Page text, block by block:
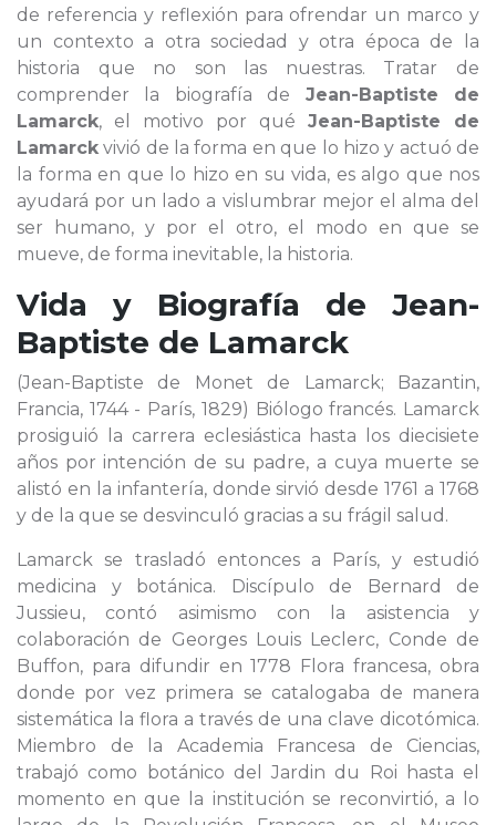
de referencia y reflexión para ofrendar un marco y
un contexto a otra sociedad y otra época de la
historia que no son las nuestras. Tratar de
comprender la biografía de Jean-Baptiste de
Lamarck, el motivo por qué Jean-Baptiste de
Lamarck vivió de la forma en que lo hizo y actuó de
la forma en que lo hizo en su vida, es algo que nos
ayudará por un lado a vislumbrar mejor el alma del
ser humano, y por el otro, el modo en que se
mueve, de forma inevitable, la historia.
Vida y Biografía de Jean-
Baptiste de Lamarck
(Jean-Baptiste de Monet de Lamarck; Bazantin,
Francia, 1744 - París, 1829) Biólogo francés. Lamarck
prosiguió la carrera eclesiástica hasta los diecisiete
años por intención de su padre, a cuya muerte se
alistó en la infantería, donde sirvió desde 1761 a 1768
y de la que se desvinculó gracias a su frágil salud.
Lamarck se trasladó entonces a París, y estudió
medicina y botánica. Discípulo de Bernard de
Jussieu, contó asimismo con la asistencia y
colaboración de Georges Louis Leclerc, Conde de
Buffon, para difundir en 1778 Flora francesa, obra
donde por vez primera se catalogaba de manera
sistemática la flora a través de una clave dicotómica.
Miembro de la Academia Francesa de Ciencias,
trabajó como botánico del Jardin du Roi hasta el
momento en que la institución se reconvirtió, a lo